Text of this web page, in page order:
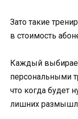
Зато такие
в стоимость
Каждый
персональными
что когда будет
лишних